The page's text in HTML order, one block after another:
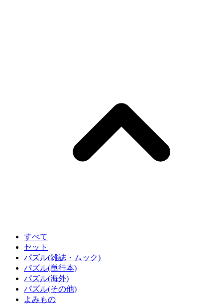
すべて
セット
パズル(雑誌・ムック)
パズル(単行本)
パズル(海外)
パズル(その他)
よみもの